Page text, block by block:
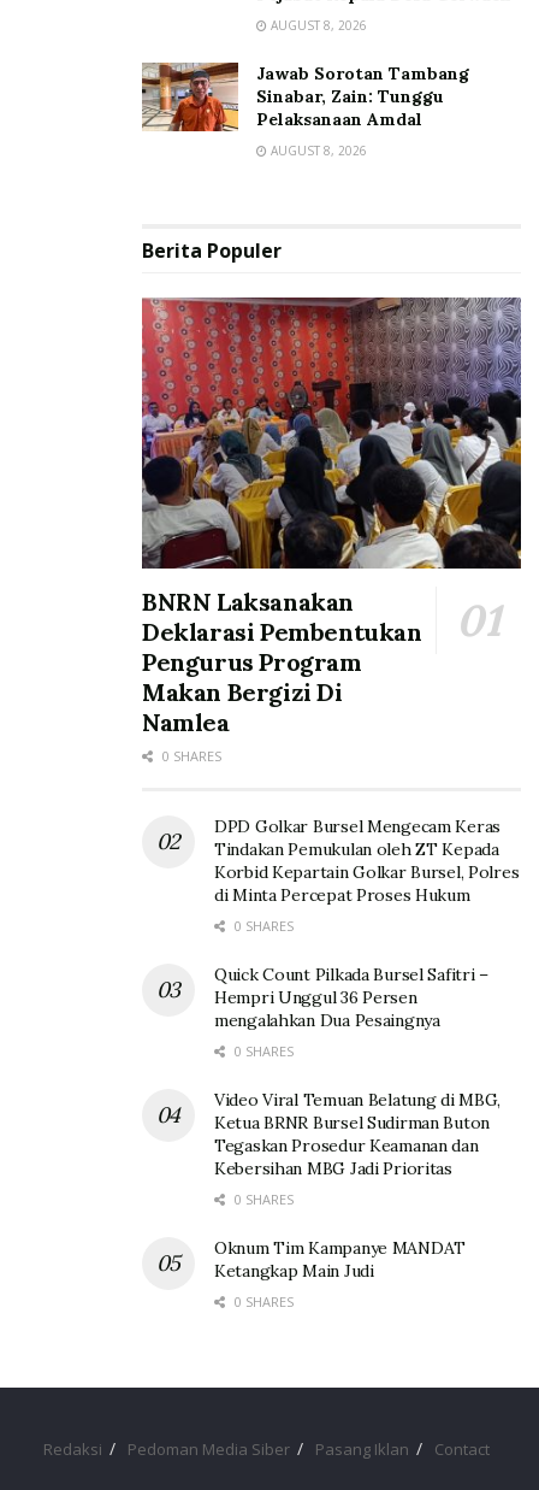
AUGUST 8, 2026
Jawab Sorotan Tambang
Sinabar, Zain: Tunggu
Pelaksanaan Amdal
AUGUST 8, 2026
Berita Populer
BNRN Laksanakan
Deklarasi Pembentukan
Pengurus Program
Makan Bergizi Di
Namlea
0 SHARES
DPD Golkar Bursel Mengecam Keras
Tindakan Pemukulan oleh ZT Kepada
Korbid Kepartain Golkar Bursel, Polres
di Minta Percepat Proses Hukum
0 SHARES
Quick Count Pilkada Bursel Safitri –
Hempri Unggul 36 Persen
mengalahkan Dua Pesaingnya
0 SHARES
Video Viral Temuan Belatung di MBG,
Ketua BRNR Bursel Sudirman Buton
Tegaskan Prosedur Keamanan dan
Kebersihan MBG Jadi Prioritas
0 SHARES
Oknum Tim Kampanye MANDAT
Ketangkap Main Judi
0 SHARES
Redaksi Pedoman Media Siber Pasang Iklan Contact